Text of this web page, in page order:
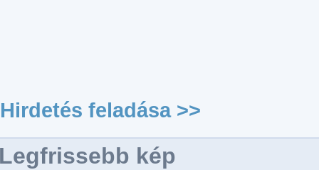
Hirdetés feladása >>
kép